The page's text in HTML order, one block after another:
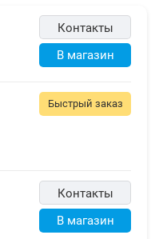
Контакты
В магазин
Быстрый заказ
Контакты
В магазин